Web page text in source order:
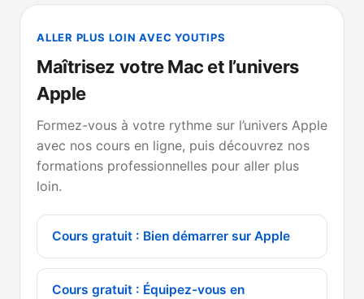
ALLER PLUS LOIN AVEC YOUTIPS
Maîtrisez votre Mac et l’univers
Apple
Formez-vous à votre rythme sur l’univers Apple
avec nos cours en ligne, puis découvrez nos
formations professionnelles pour aller plus
loin.
Cours gratuit : Bien démarrer sur Apple
Cours gratuit : Équipez-vous en